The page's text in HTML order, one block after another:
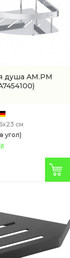
душа AM.PM
см
угол)